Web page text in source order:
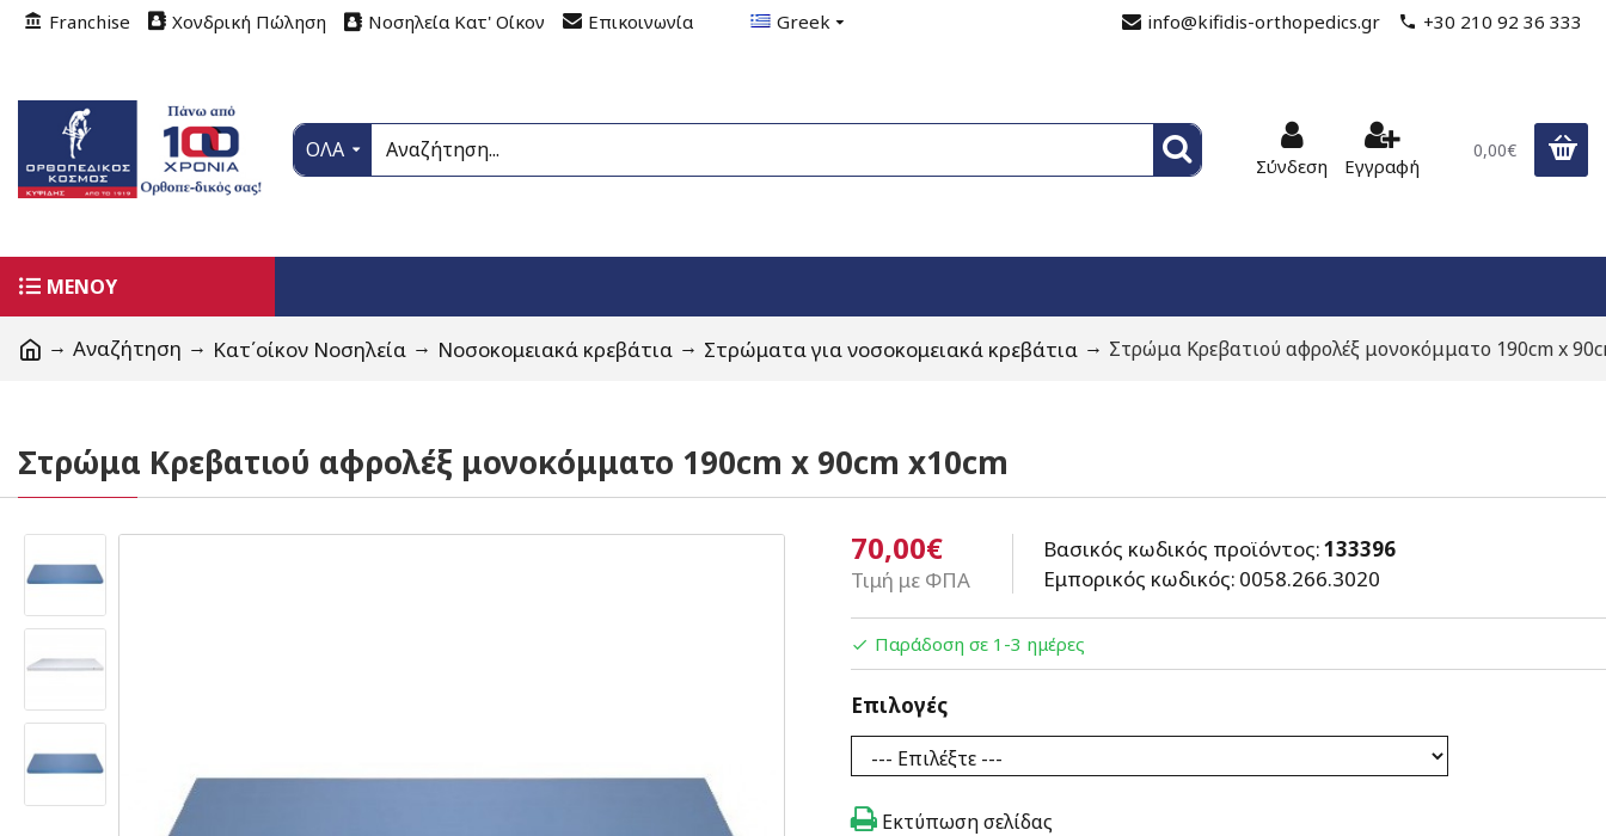
Franchise Χονδρική Πώληση Νοσηλεία Κατ' Οίκον Επικοινωνία Greek info@kifidis-orthopedics.gr +30 210 92 36 333
ΟΛΑ
Σύνδεση Εγγραφή
0,00€
ΜΕΝΟΥ
Αναζήτηση Κατ΄οίκον Νοσηλεία Νοσοκομειακά κρεβάτια Στρώματα για νοσοκομειακά κρεβάτια Στρώμα Κρεβατιού αφρολέξ μονοκόμματο 190cm x
Στρώμα Κρεβατιού αφρολέξ μονοκόμματο 190cm x 90cm x10cm
70,00€
Τιμή με ΦΠΑ
Βασικός κωδικός προϊόντος:133396
Εμπορικός κωδικός: 0058.266.3020
Παράδοση σε 1-3 ημέρες
Επιλογές
Εκτύπωση σελίδας